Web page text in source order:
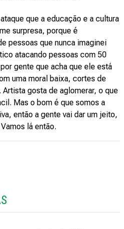
que a educação e a cultura
surpresa, porque é
pessoas que nunca imaginei
atacando pessoas com 50
gente que acha que ele está
uma moral baixa, cortes de
Artista gosta de aglomerar, o que
Mas o bom é que somos a
então a gente vai dar um jeito,
lá então.